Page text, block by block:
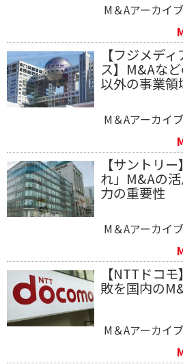
M＆Aアーカイ
【フジメデ
ス】M&Aな
以外の事業領
M＆Aアーカイ
【サントリ
れ」M&Aの
力の重要性
M＆Aアーカイ
【NTTドコ
敗を国内の
M＆Aアーカイ